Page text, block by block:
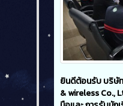
ยินดีต้อนรับ บริษัท
& wireless Co.,